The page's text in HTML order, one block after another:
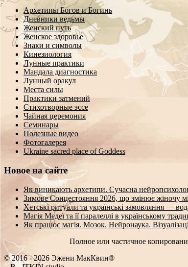
Архетипы Богов и Богинь
Дневники ведьмы
Женский путь
Женское здоровье
Знаки и символы
Кинезиология
Лунные практики
Мандала диагностика
Лунный оракул
Места силы
Практики затмений
Стихотворные эссе
Чайная церемония
Семинары
Полезные видео
Фотогалерея
Ukraine sacred place of Goddess
Новое на сайте
Як виникають архетипи. Сучасна
Зимове Сонцестояння 2026, що змінює жіночу
Хетські ритуали та українські замовляння —
Магія Медеї та її паралеллі в українському
Як працює магія. Мозок. Нейронаука.
Полное или частичное
© 2016 - 2026 Эжени МакКвин®